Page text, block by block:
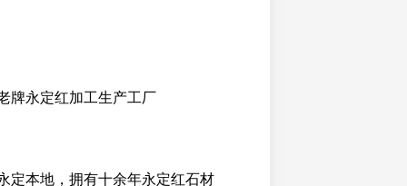
牌永定红加工生产工厂
定本地，拥有十余年永定红石材